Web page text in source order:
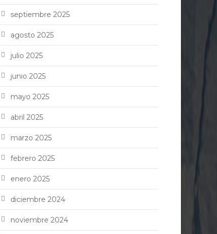
septiembre 2025
agosto 2025
julio 2025
junio 2025
mayo 2025
abril 2025
marzo 2025
febrero 2025
enero 2025
diciembre 2024
noviembre 2024